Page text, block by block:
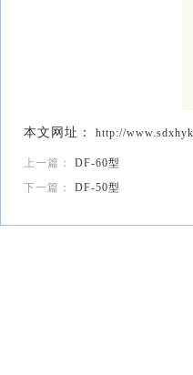
本文网址： http://
上一篇： DF-60型
下一篇： DF-50型